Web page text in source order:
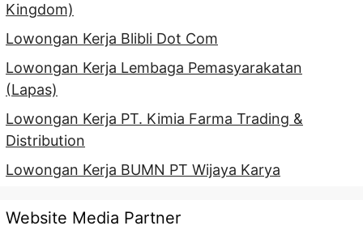
Kingdom)
Lowongan Kerja Blibli Dot Com
Lowongan Kerja Lembaga Pemasyarakatan
(Lapas)
Lowongan Kerja PT. Kimia Farma Trading &
Distribution
Lowongan Kerja BUMN PT Wijaya Karya
Website Media Partner